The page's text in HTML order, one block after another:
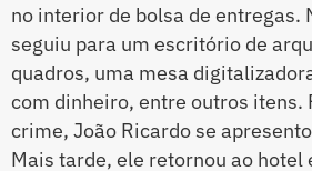
no interior de bolsa de entregas.
seguiu para um escritório de
quadros, uma mesa
com dinheiro, entre outros itens.
crime, João Ricardo se
Mais tarde, ele retornou ao hotel